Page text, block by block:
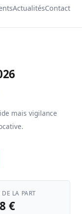
ActualitésContact
mais vigilance
DE LA PART
€